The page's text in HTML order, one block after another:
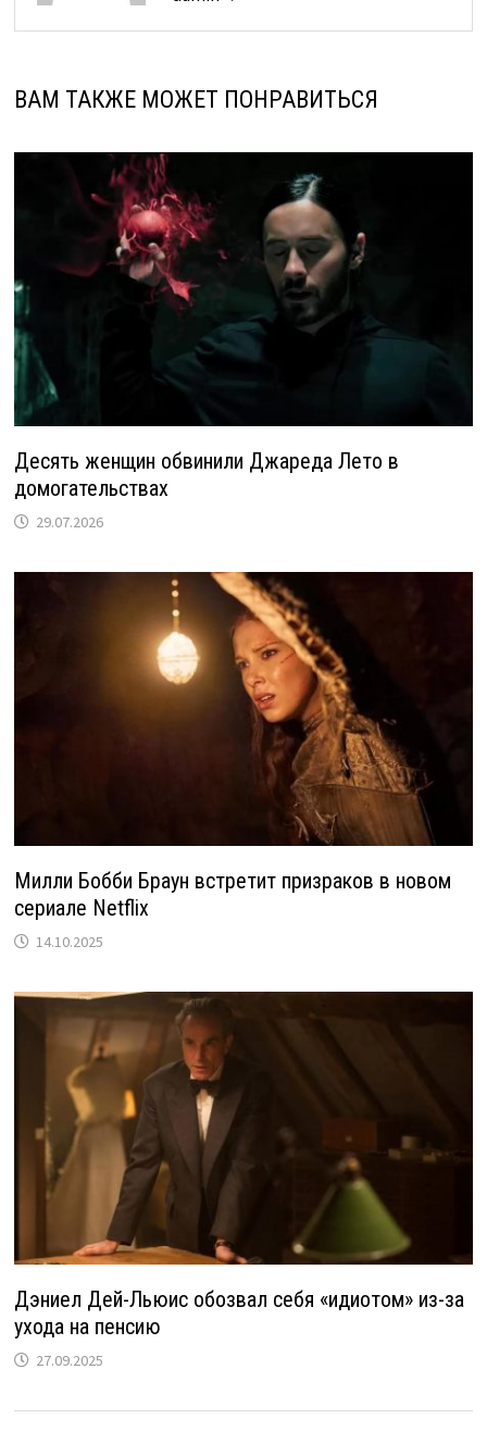
ВАМ ТАКЖЕ МОЖЕТ ПОНРАВИТЬСЯ
Десять женщин обвинили Джареда Лето в
домогательствах
29.07.2026
Милли Бобби Браун встретит призраков в новом
сериале Netflix
14.10.2025
Дэниел Дей-Льюис обозвал себя «идиотом» из-за
ухода на пенсию
27.09.2025